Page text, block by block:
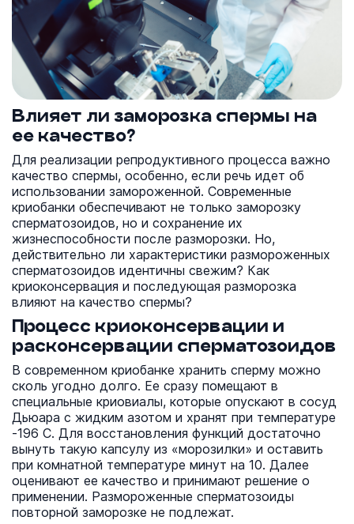
Блог
Анонимность
8 831 262-10-03
Пн - Пт с 10:00 до 18:00
Влияет ли заморозка спермы на
ее качество?
Для реализации репродуктивного процесса важно
качество спермы, особенно, если речь идет об
использовании замороженной. Современные
криобанки обеспечивают не только заморозку
сперматозоидов, но и сохранение их
жизнеспособности после разморозки. Но,
действительно ли характеристики размороженных
сперматозоидов идентичны свежим? Как
криоконсервация и последующая разморозка
влияют на качество спермы?
Процесс криоконсервации и
расконсервации сперматозоидов
В современном криобанке хранить сперму можно
сколь угодно долго. Ее сразу помещают в
специальные криовиалы, которые опускают в сосуд
Дьюара с жидким азотом и хранят при температуре
-196 С. Для восстановления функций достаточно
вынуть такую капсулу из «морозилки» и оставить
при комнатной температуре минут на 10. Далее
оценивают ее качество и принимают решение о
применении. Размороженные сперматозоиды
повторной заморозке не подлежат.